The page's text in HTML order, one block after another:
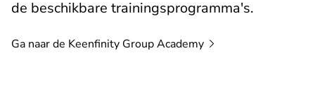
de beschikbare trainingsprogramma's.
Ga naar de Keenfinity GroupAcademy